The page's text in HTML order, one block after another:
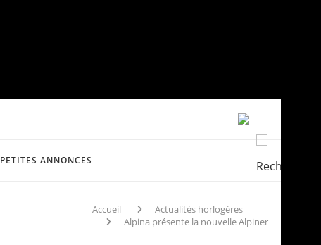
PETITES ANNONCES
Accueil
Actualités horlogères
Alpina présente la nouvelle Alpiner